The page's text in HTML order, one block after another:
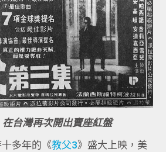
在台灣再次開出賣座紅盤
多年的《教父3》盛大上映，美